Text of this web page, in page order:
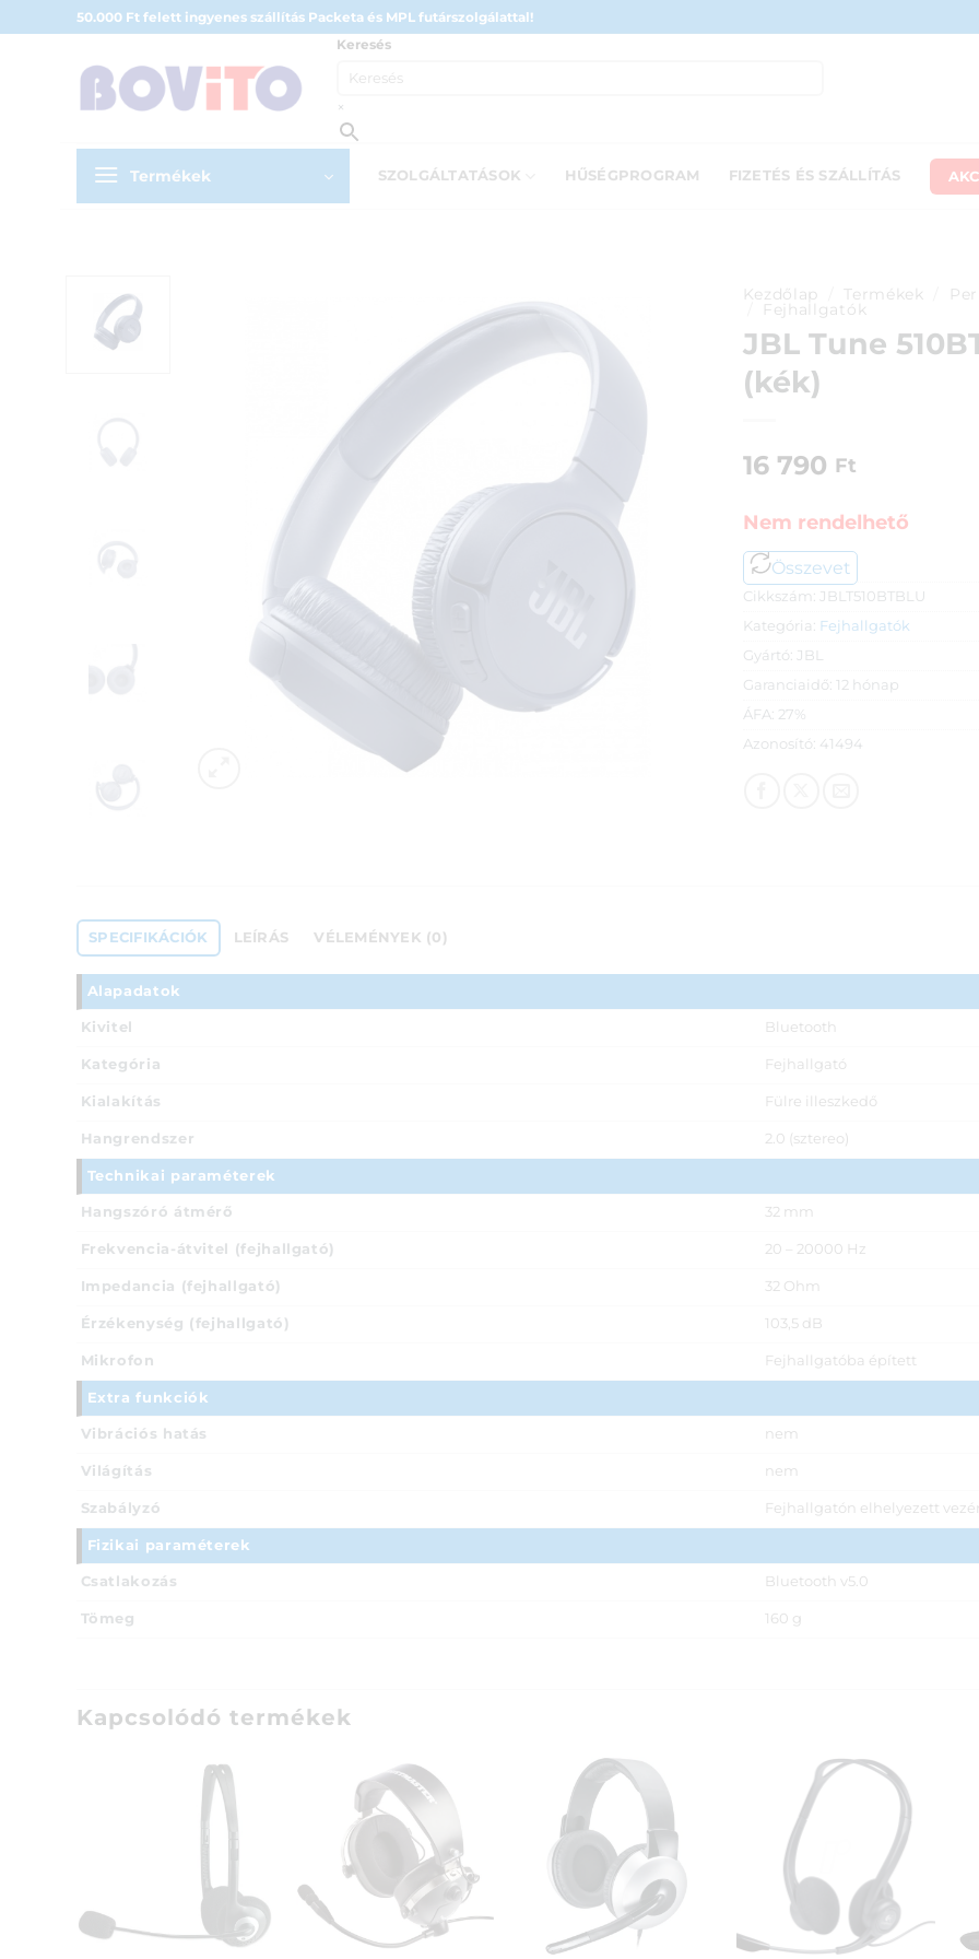
to
50.000 Ft felett ingyenes szállítás Packeta és MPL futárszolgálattal!
Keresés
×
Termékek SZOLGÁLTATÁSOK HŰSÉGPROGRAM FIZETÉS ÉS SZÁLLÍTÁS
Kezdőlap Termékek
Fejhallgatók
JBL Tune
(kék)
16 790 Ft
Nem rendelhető
Összevet
Cikkszám: JBLT510BTBLU
Kategória: Fejhallgatók
Gyártó: JBL
Garanciaidő: 12 hónap
ÁFA: 27%
Azonosító: 41494
SPECIFIKÁCIÓK LEÍRÁS VÉLEMÉNYEK (0)
Alapadatok
Kivitel Bluetooth
Kategória Fejhallgató
Kialakítás Fülre illeszkedő
Hangrendszer 2.0 (sztereo)
Technikai paraméterek
Hangszóró átmérő 32 mm
Frekvencia-átvitel (fejhallgató) 20 – 20000 Hz
Impedancia (fejhallgató) 32 Ohm
Érzékenység (fejhallgató) 103,5 dB
Mikrofon Fejhallgatóba épített
Extra funkciók
Vibrációs hatás nem
Világítás nem
Szabályzó Fejhallgatón elhelyezett
Fizikai paraméterek
Csatlakozás Bluetooth v5.0
Tömeg 160 g
Kapcsolódó termékek